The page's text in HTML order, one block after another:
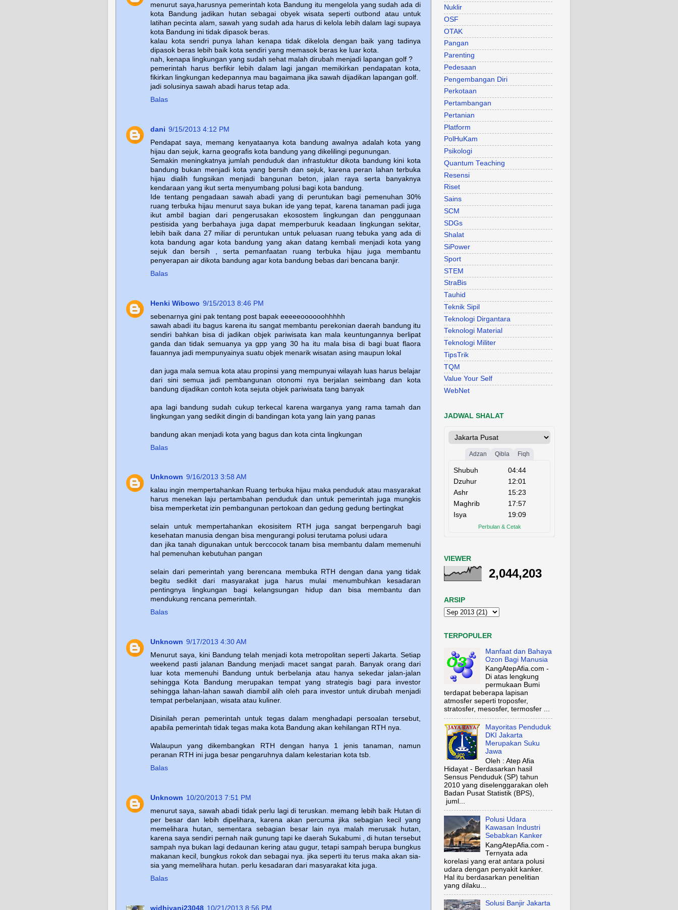
menurut saya,harusnya pemerintah kota Bandung itu mengelola yang sudah ada di
kota Bandung jadikan hutan sebagai obyek wisata seperti outbond atau untuk
latihan pecinta alam, sawah yang sudah ada harus di kelola lebih dalam lagi supaya
kota Bandung ini tidak dipasok beras.
kalau kota sendri punya lahan kenapa tidak dikelola dengan baik yang tadinya
dipasok beras lebih baik kota sendiri yang memasok beras ke luar kota.
nah, kenapa lingkungan yang sudah sehat malah dirubah menjadi lapangan golf ?
pemerintah harus berfikir lebih dalam lagi jangan memikirkan pendapatan kota,
fikirkan lingkungan kedepannya mau bagaimana jika sawah dijadikan lapangan golf.
jadi solusinya sawah abadi harus tetap ada.
Balas
dani 9/15/2013 4:12 PM
Pendapat saya, memang kenyataanya kota bandung awalnya adalah kota yang
hijau dan sejuk, karna geografis kota bandung yang dikelilingi pegunungan.
Semakin meningkatnya jumlah penduduk dan infrastuktur dikota bandung kini kota
bandung bukan menjadi kota yang bersih dan sejuk, karena peran lahan terbuka
hijau dialih fungsikan menjadi bangunan beton, jalan raya serta banyaknya
kendaraan yang ikut serta menyumbang polusi bagi kota bandung.
Ide tentang pengadaan sawah abadi yang di peruntukan bagi pemenuhan 30%
ruang terbuka hijau menurut saya bukan ide yang tepat, karena tanaman padi juga
ikut ambil bagian dari pengerusakan ekosostem lingkungan dan penggunaan
pestisida yang berbahaya juga dapat memperburuk keadaan lingkungan sekitar,
lebih baik dana 27 miliar di peruntukan untuk peluasan ruang tebuka yang ada di
kota bandung agar kota bandung yang akan datang kembali menjadi kota yang
sejuk dan bersih , serta pemanfaatan ruang terbuka hijau juga membantu
penyerapan air dikota bandung agar kota bandung bebas dari bencana banjir.
Balas
Henki Wibowo 9/15/2013 8:46 PM
sebenarnya gini pak tentang post bapak eeeeeoooooohhhhh
sawah abadi itu bagus karena itu sangat membantu perekonian daerah bandung itu
sendiri bahkan bisa di jadikan objek pariwisata kan mala keuntungannya berlipat
ganda dan tidak semuanya ya gpp yang 30 ha itu mala bisa di bagi buat flaora
fauannya jadi mempunyainya suatu objek menarik wisatan asing maupun lokal
dan juga mala semua kota atau propinsi yang mempunyai wilayah luas harus belajar
dari sini semua jadi pembangunan otonomi nya berjalan seimbang dan kota
bandung dijadikan contoh kota sejuta objek pariwisata tang banyak
apa lagi bandung sudah cukup terkecal karena warganya yang rama tamah dan
lingkungan yang sedikit dingin di bandingan kota yang lain yang panas
bandung akan menjadi kota yang bagus dan kota cinta lingkungan
Balas
Unknown 9/16/2013 3:58 AM
kalau ingin mempertahankan Ruang terbuka hijau maka penduduk atau masyarakat
harus menekan laju pertambahan penduduk dan untuk pemerintah juga mungkis
bisa memperketat izin pembangunan pertokoan dan gedung gedung bertingkat
selain untuk mempertahankan ekosisitem RTH juga sangat berpengaruh bagi
kesehatan manusia dengan bisa mengurangi polusi terutama polusi udara
dan jika tanah digunakan untuk berccocok tanam bisa membantu dalam memenuhi
hal pemenuhan kebutuhan pangan
selain dari pemerintah yang berencana membuka RTH dengan dana yang tidak
begitu sedikit dari masyarakat juga harus mulai menumbuhkan kesadaran
pentingnya lingkungan bagi kelangsungan hidup dan bisa membantu dan
mendukung rencana pemerintah.
Balas
Unknown 9/17/2013 4:30 AM
Menurut saya, kini Bandung telah menjadi kota metropolitan seperti Jakarta. Setiap
weekend pasti jalanan Bandung menjadi macet sangat parah. Banyak orang dari
luar kota memenuhi Bandung untuk berbelanja atau hanya sekedar jalan-jalan
sehingga Kota Bandung merupakan tempat yang strategis bagi para investor
sehingga lahan-lahan sawah diambil alih oleh para investor untuk dirubah menjadi
tempat perbelanjaan, wisata atau kuliner.
Disinilah peran pemerintah untuk tegas dalam menghadapi persoalan tersebut,
apabila pemerintah tidak tegas maka kota Bandung akan kehilangan RTH nya.
Walaupun yang dikembangkan RTH dengan hanya 1 jenis tanaman, namun
peranan RTH ini juga besar pengaruhnya dalam kelestarian kota tsb.
Balas
Unknown 10/20/2013 7:51 PM
menurut saya, sawah abadi tidak perlu lagi di teruskan. memang lebih baik Hutan di
per besar dan lebih dipelihara, karena akan percuma jika sebagian kecil yang
memelihara hutan, sementara sebagian besar lain nya malah merusak hutan,
karena saya sendiri pernah naik gunung tapi ke daerah Sukabumi , di hutan tersebut
sampah nya bukan lagi dedaunan kering atau gugur, tetapi sampah berupa bungkus
makanan kecil, bungkus rokok dan sebagai nya. jika seperti itu terus maka akan sia-
sia yang memelihara hutan. perlu kesadaran dari masyarakat kita juga.
Balas
widhiyani23048 10/21/2013 8:56 PM
Nuklir
OSF
OTAK
Pangan
Parenting
Pedesaan
Pengembangan Diri
Perkotaan
Pertambangan
Pertanian
Platform
PolHuKam
Psikologi
Quantum Teaching
Resensi
Riset
Sains
SCM
SDGs
Shalat
SiPower
Sport
STEM
StraBis
Tauhid
Teknik Sipil
Teknologi Dirgantara
Teknologi Material
Teknologi Militer
TipsTrik
TQM
Value Your Self
WebNet
JADWAL SHALAT
VIEWER
2,044,203
ARSIP
TERPOPULER
Manfaat dan Bahaya
Ozon Bagi Manusia
KangAtepAfia.com -
Di atas lengkung
permukaan Bumi
terdapat beberapa lapisan
atmosfer seperti troposfer,
stratosfer, mesosfer, termosfer ...
Mayoritas Penduduk
DKI Jakarta
Merupakan Suku
Jawa
Oleh : Atep Afia
Hidayat - Berdasarkan hasil
Sensus Penduduk (SP) tahun
2010 yang diselenggarakan oleh
Badan Pusat Statistik (BPS),
juml...
Polusi Udara
Kawasan Industri
Sebabkan Kanker
KangAtepAfia.com -
Ternyata ada
korelasi yang erat antara polusi
udara dengan penyakit kanker.
Hal itu berdasarkan penelitian
yang dilaku...
Solusi Banjir Jakarta